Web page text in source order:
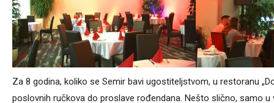
Za 8 godina, koliko se Semir bavi ugostiteljstvom, u restoranu
poslovnih ručkova do proslave rođendana. Nešto slično, samo u